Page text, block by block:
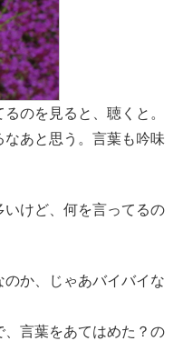
のを見ると、聴くと。
あと思う。言葉も吟味
けど、何を言ってるの
か、じゃあバイバイな
、言葉をあてはめた？の